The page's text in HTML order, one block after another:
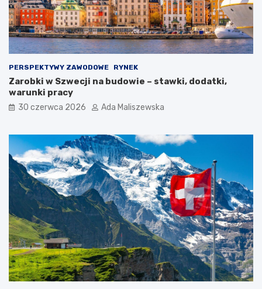
PERSPEKTYWY ZAWODOWE RYNEK
Zarobki w Szwecji na budowie – stawki, dodatki,
warunki pracy
30 czerwca 2026 Ada Maliszewska